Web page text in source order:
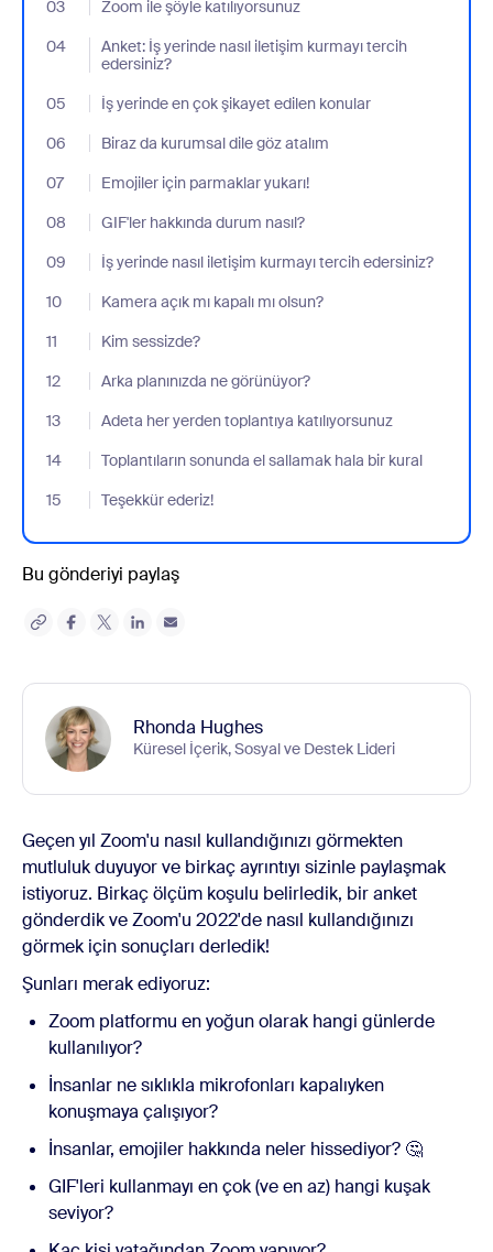
03
Zoom ile şöyle katılıyorsunuz
- Jumplink to Zoom ile şöyle katılıyorsunuz
04
Anket: İş yerinde nasıl iletişim kurmayı tercih
edersiniz?
- Jumplink to Anket: İş yerinde nasıl iletişim kurmayı tercih
05 İş yerinde en çok şikayet edilen konular
- Jumplink to İş yerinde en çok şikayet edilen konular
06
Biraz da kurumsal dile göz atalım
- Jumplink to Biraz da kurumsal dile göz atalım
07
Emojiler için parmaklar yukarı!
- Jumplink to Emojiler için parmaklar yukarı!
08
GIF'ler hakkında durum nasıl?
- Jumplink to GIF'ler hakkında durum nasıl?
09
İş yerinde nasıl iletişim kurmayı tercih edersiniz?
- Jumplink to İş yerinde nasıl iletişim kurmayı tercih edersiniz?
10
Kamera açık mı kapalı mı olsun?
- Jumplink to Kamera açık mı kapalı mı olsun?
11
Kim sessizde?
- Jumplink to Kim sessizde?
12
Arka planınızda ne görünüyor?
- Jumplink to Arka planınızda ne görünüyor?
13
Adeta her yerden toplantıya katılıyorsunuz
- Jumplink to Adeta her yerden toplantıya katılıyorsunuz
14
Toplantıların sonunda el sallamak hala bir kural
- Jumplink to Toplantıların sonunda el sallamak hala bir kural
15
Teşekkür ederiz!
- Jumplink to Teşekkür ederiz!
Bu gönderiyi paylaş
Rhonda Hughes
Küresel İçerik, Sosyal ve Destek Lideri
Geçen yıl Zoom'u nasıl kullandığınızı görmekten
mutluluk duyuyor ve birkaç ayrıntıyı sizinle paylaşmak
istiyoruz. Birkaç ölçüm koşulu belirledik, bir anket
gönderdik ve Zoom'u 2022'de nasıl kullandığınızı
görmek için sonuçları derledik!
Şunları merak ediyoruz:
Zoom platformu en yoğun olarak hangi günlerde
kullanılıyor?
İnsanlar ne sıklıkla mikrofonları kapalıyken
konuşmaya çalışıyor?
İnsanlar, emojiler hakkında neler hissediyor? 🤔
GIF'leri kullanmayı en çok (ve en az) hangi kuşak
seviyor?